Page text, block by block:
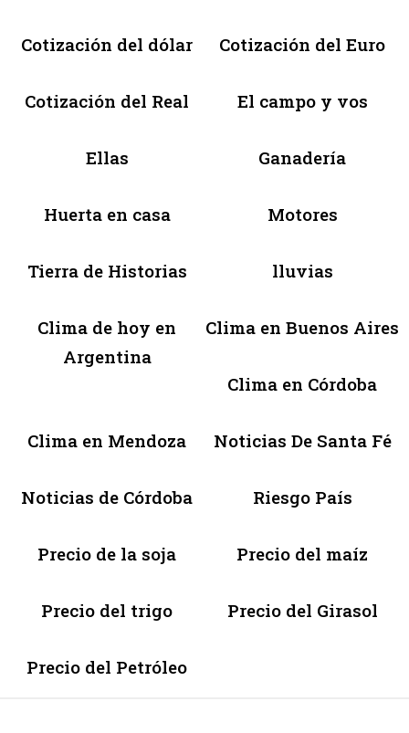
Cotización del dólar Cotización del Euro
Cotización del Real El campo y vos
Ellas Ganadería
Huerta en casa Motores
Tierra de Historias lluvias
Clima de hoy en
Argentina
Clima en Buenos Aires
Clima en Córdoba
Clima en Mendoza Noticias De Santa Fé
Noticias de Córdoba Riesgo País
Precio de la soja Precio del maíz
Precio del trigo Precio del Girasol
Precio del Petróleo